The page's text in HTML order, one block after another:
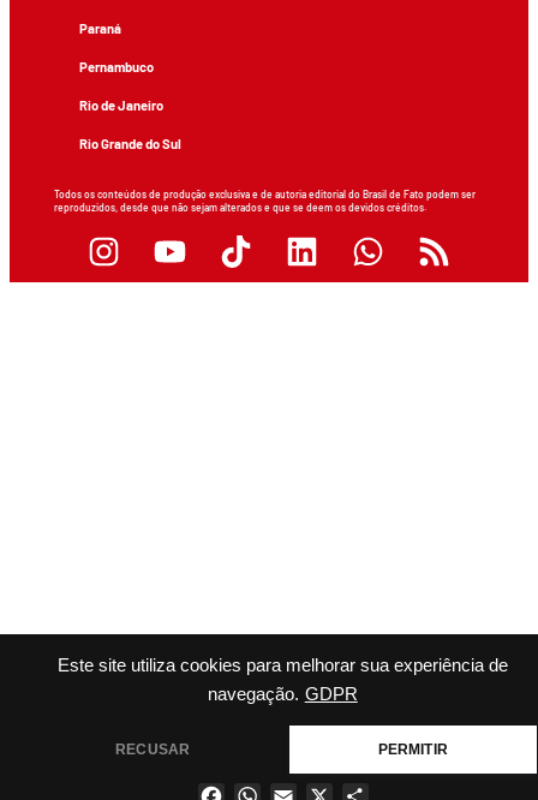
Este site utiliza cookies para melhorar sua experiência de
navegação. GDPR
RECUSAR PERMITIR
Paraná
Pernambuco
Rio de Janeiro
Rio Grande do Sul
Todos os conteúdos de produção exclusiva e de autoria editorial do Brasil de Fato podem ser
reproduzidos, desde que não sejam alterados e que se deem os devidos créditos.
FacebookWhatsApp
Email